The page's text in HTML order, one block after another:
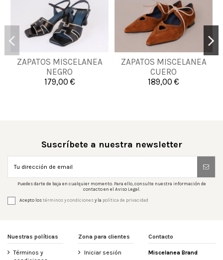
ZAPATOS MISCELANEA
NEGRO
179,00 €
35 36 38 39
Añadir al carrito
ZAPATOS MISCELANEA
CUERO
189,00 €
35 36 37 40
Añadir al carrito
Suscríbete a nuestra newsletter
Puedes darte de baja en cualquier momento. Para ello, consulte nuestra información de
contacto en el Aviso Legal.
Acepto lostérminos y condicionesy la política de privacidad
Nuestras políticas
Términos y
Zona para clientes
Iniciar sesión
Contacto
Miscelanea Brand